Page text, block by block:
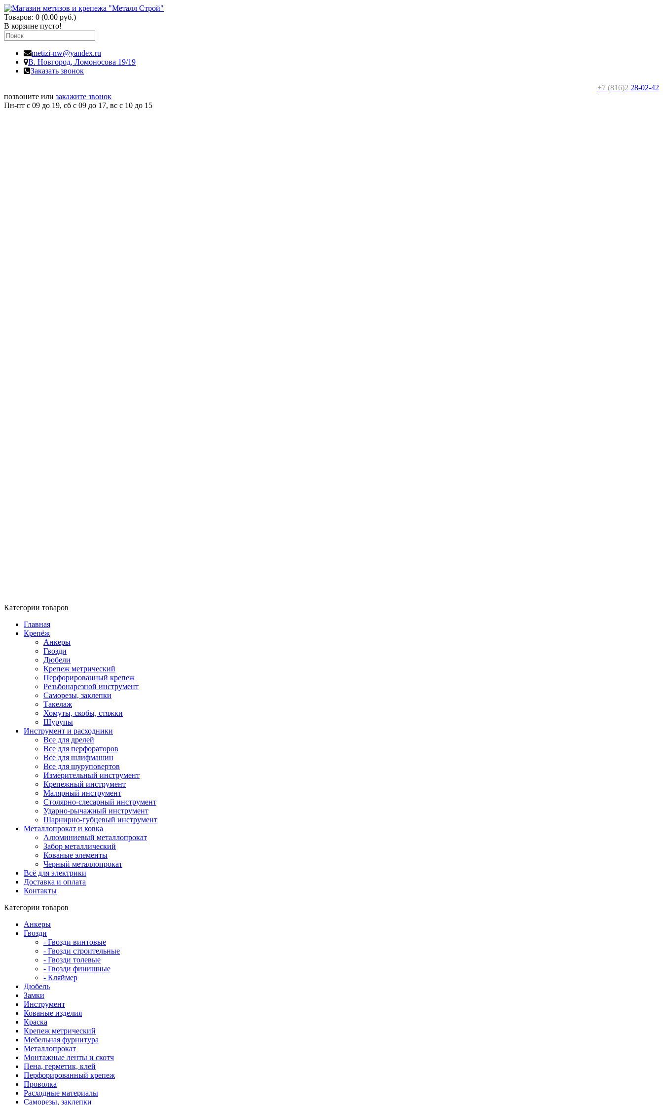
Товаров: 0 (0.00 руб.)
В корзине пусто!
metizi-nw@yandex.ru
В. Новгород, Ломоносова 19/19
Заказать звонок
+7 (816)2 28-02-42
позвоните или закажите звонок
Пн-пт с 09 до 19, сб с 09 до 17, вс c 10 до 15
Категории товаров
Главная
Крепёж
Анкеры
Гвозди
Дюбели
Крепеж метрический
Перфорированный крепеж
Резьбонарезной инструмент
Саморезы, заклепки
Такелаж
Хомуты, скобы, стяжки
Шурупы
Инструмент и расходники
Все для дрелей
Все для перфораторов
Все для шлифмашин
Все для шуруповертов
Измерительный инструмент
Крепежный инструмент
Малярный инструмент
Столярно-слесарный инструмент
Ударно-рычажный инструмент
Шарнирно-губцевый инструмент
Металлопрокат и ковка
Алюминиевый металлопрокат
Забор металлический
Кованые элементы
Черный металлопрокат
Всё для электрики
Доставка и оплата
Контакты
Категории товаров
Анкеры
Гвозди
- Гвозди винтовые
- Гвозди строительные
- Гвозди толевые
- Гвозди финишные
- Кляймер
Дюбель
Замки
Инструмент
Кованые изделия
Краска
Крепеж метрический
Мебельная фурнитура
Металлопрокат
Монтажные ленты и скотч
Пена, герметик, клей
Перфорированный крепеж
Проволка
Расходные материалы
Саморезы, заклепки